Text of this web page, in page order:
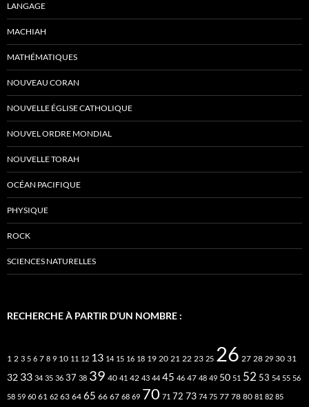
LANGAGE
MACHIAH
MATHÉMATIQUES
NOUVEAU CORAN
NOUVELLE ÉGLISE CATHOLIQUE
NOUVEL ORDRE MONDIAL
NOUVELLE TORAH
OCÉAN PACIFIQUE
PHYSIQUE
ROCK
SCIENCES NATURELLES
RECHERCHE À PARTIR D’UN NOMBRE :
1 2 3 5 6 7 8 9 10 11 12 13 14 15 16 18 19 20 21 22 23 25 26 27 28 29 30 31
32 33 34 35 36 37 38 39 40 41 42 43 44 45 46 47 48 49 50 51 52 53 54 55 56
58 59 60 61 62 63 64 65 66 67 68 69 70 71 72 73 74 75 77 78 80 81 82 85